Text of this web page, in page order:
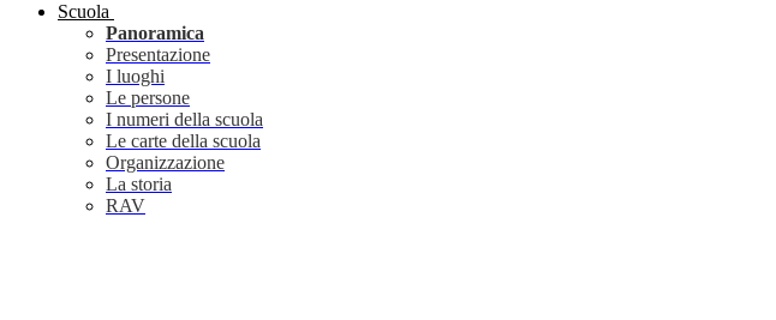
Scuola
Panoramica
Presentazione
I luoghi
Le persone
I numeri della scuola
Le carte della scuola
Organizzazione
La storia
RAV